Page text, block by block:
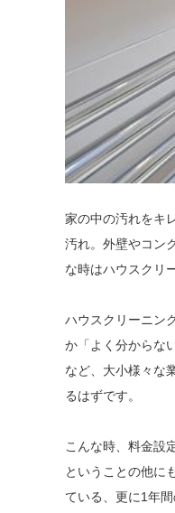
家の中の汚れをキ
汚れ。外壁やコン
な時はハウスクリ
ハウスクリーニン
か「よく分からな
など、大小様々な
るはずです。
こんな時、料金設
ということの他に
ている、更に1年